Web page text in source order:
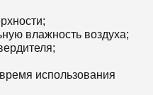
влажность воздуха;
использования